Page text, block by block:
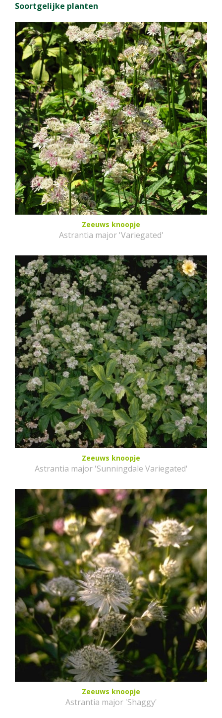
Soortgelijke planten
Zeeuws knoopje
Astrantia major 'Variegated'
Zeeuws knoopje
Astrantia major 'Sunningdale Variegated'
Zeeuws knoopje
Astrantia major 'Shaggy'